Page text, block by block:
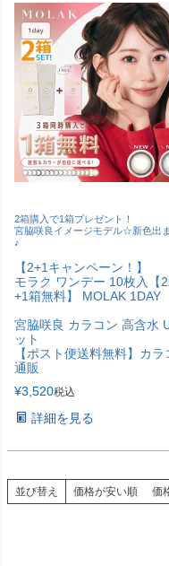
2箱購入で1箱プレゼント！
宮脇咲良イメージモデル☆新色出
♪
【2+1キャンペーン！】
モラク ワンデー 10枚入【
+1箱無料】 MOLAK 1DAY
宮脇咲良 カラコン 高含水
ット
【ポスト便送料無料】カラ
通販
¥3,520税込
詳細を見る
並び替え 価格が安い順 価